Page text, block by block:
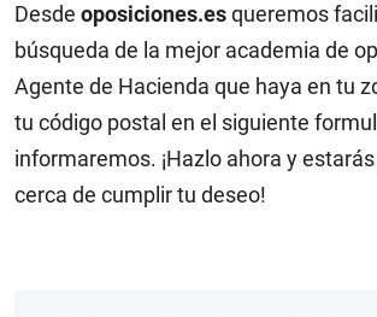
Desde oposiciones.esqueremos
búsqueda de la mejor academia de
Agente de Hacienda que haya en tu
tu código postal en el siguiente
informaremos. ¡Hazlo ahora y
cerca de cumplir tu deseo!